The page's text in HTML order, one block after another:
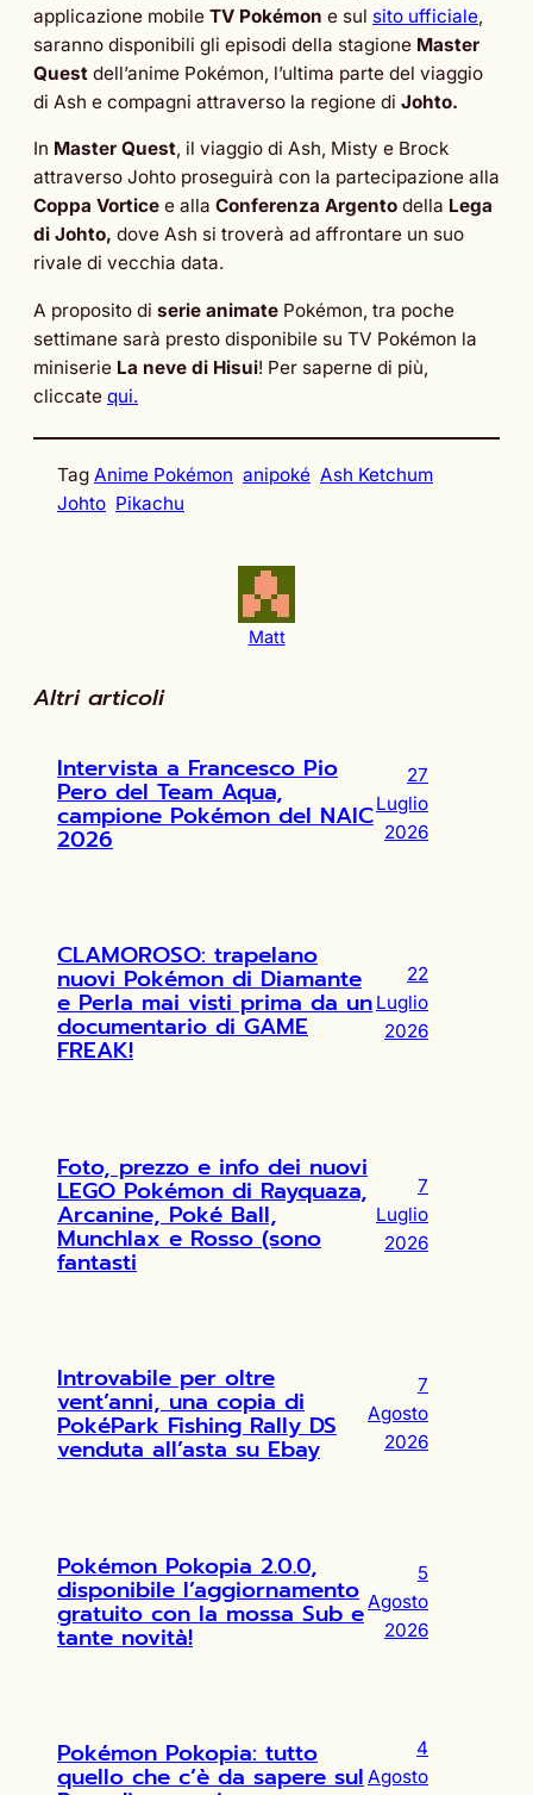
applicazione mobile TV Pokémon e sul sito ufficiale,
saranno disponibili gli episodi della stagione Master
Quest dell’anime Pokémon, l’ultima parte del viaggio
di Ash e compagni attraverso la regione di Johto.
In Master Quest, il viaggio di Ash, Misty e Brock
attraverso Johto proseguirà con la partecipazione alla
Coppa Vortice e alla Conferenza Argento della Lega
di Johto, dove Ash si troverà ad affrontare un suo
rivale di vecchia data.
A proposito di serie animate Pokémon, tra poche
settimane sarà presto disponibile su TV Pokémon la
miniserie La neve di Hisui! Per saperne di più,
cliccate qui.
Tag Anime Pokémon anipoké Ash Ketchum
Johto Pikachu
Matt
Altri articoli
Intervista a Francesco Pio
Pero del Team Aqua,
campione Pokémon del NAIC
2026
27
Luglio
2026
CLAMOROSO: trapelano
nuovi Pokémon di Diamante
e Perla mai visti prima da un
documentario di GAME
FREAK!
22
Luglio
2026
Foto, prezzo e info dei nuovi
LEGO Pokémon di Rayquaza,
Arcanine, Poké Ball,
Munchlax e Rosso (sono
fantasti
7
Luglio
2026
Introvabile per oltre
vent’anni, una copia di
PokéPark Fishing Rally DS
venduta all’asta su Ebay
7
Agosto
2026
Pokémon Pokopia 2.0.0,
disponibile l’aggiornamento
gratuito con la mossa Sub e
tante novità!
5
Agosto
2026
Pokémon Pokopia: tutto
quello che c’è da sapere sul
4
Agosto